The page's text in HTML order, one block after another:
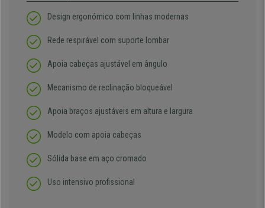
Design ergonómico com linhas modernas
Rede respirável com suporte lombar
Apoia cabeças ajustável em ângulo
Mecanismo de reclinação bloqueável
Apoia braços ajustáveis em altura e largura
Modelo com apoia cabeças
Sólida base em aço cromado
Uso intensivo profissional